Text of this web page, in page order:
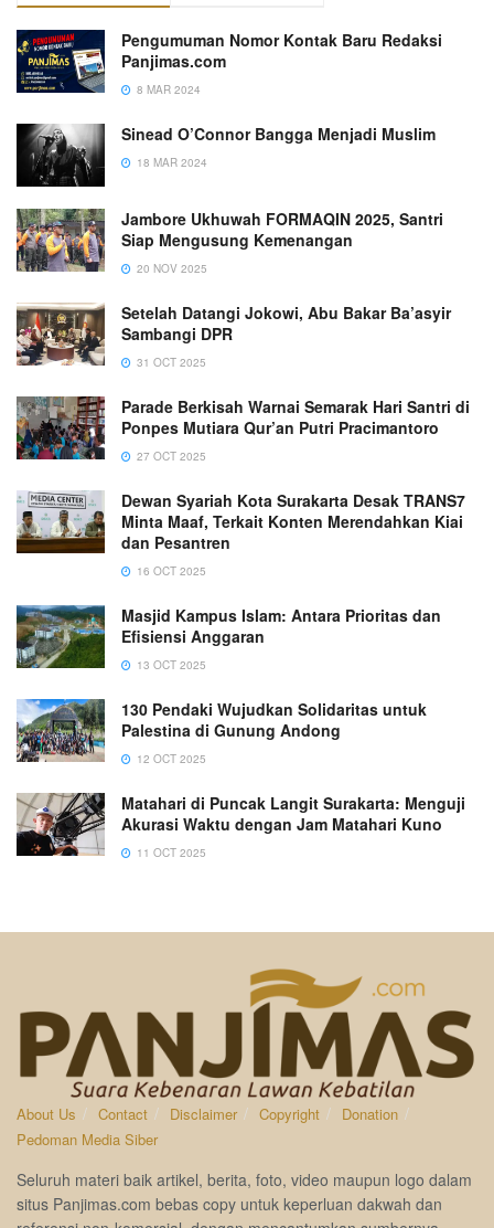
Pengumuman Nomor Kontak Baru Redaksi
Panjimas.com
8 MAR 2024
Sinead O’Connor Bangga Menjadi Muslim
18 MAR 2024
Jambore Ukhuwah FORMAQIN 2025, Santri
Siap Mengusung Kemenangan
20 NOV 2025
Setelah Datangi Jokowi, Abu Bakar Ba’asyir
Sambangi DPR
31 OCT 2025
Parade Berkisah Warnai Semarak Hari Santri di
Ponpes Mutiara Qur’an Putri Pracimantoro
27 OCT 2025
Dewan Syariah Kota Surakarta Desak TRANS7
Minta Maaf, Terkait Konten Merendahkan Kiai
dan Pesantren
16 OCT 2025
Masjid Kampus Islam: Antara Prioritas dan
Efisiensi Anggaran
13 OCT 2025
130 Pendaki Wujudkan Solidaritas untuk
Palestina di Gunung Andong
12 OCT 2025
Matahari di Puncak Langit Surakarta: Menguji
Akurasi Waktu dengan Jam Matahari Kuno
11 OCT 2025
About Us Contact Disclaimer Copyright
Donation
Pedoman Media Siber
Seluruh materi baik artikel, berita, foto, video maupun logo dalam
situs Panjimas.com bebas copy untuk keperluan dakwah dan